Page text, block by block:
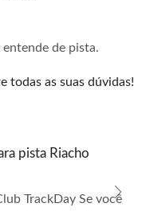
de pista.
todas as suas dúvidas!
pista Riacho
TrackDay Se você